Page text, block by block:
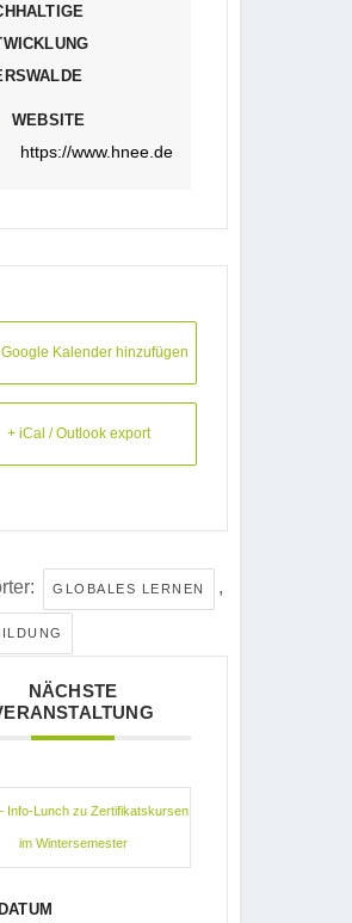
WEBSITE
https://www.hnee.de
Kalender hinzufügen
+ iCal / Outlook export
GLOBALES LERNEN ,
NÄCHSTE
Info-Lunch zu Zertifikatskursen
im Wintersemester
DATUM